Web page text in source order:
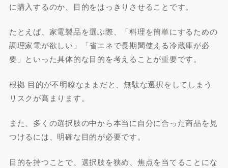
に購入するのか、目的をはっきりさせることです。
たとえば、家電製品を選ぶ際、「料理を簡単にするための
調理家電が欲しい」「省エネで長期間使える冷蔵庫が必
要」といった具体的な目的を考えることが重要です。
根拠 目的が不明瞭なままだと、無駄な選択をしてしまう
リスクが高まります。
また、多くの選択肢の中から本当に自分に合った商品を見
つけるには、明確な目的が必要です。
目的を持つことで、選択肢を狭め、焦点を当てることにな